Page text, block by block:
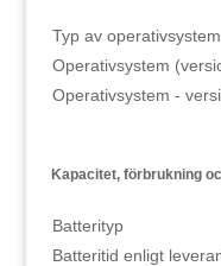
Typ av operativsystem
Operativsystem
Operativsystem -
Kapacitet, förbrukning
Batterityp
Batteritid enligt